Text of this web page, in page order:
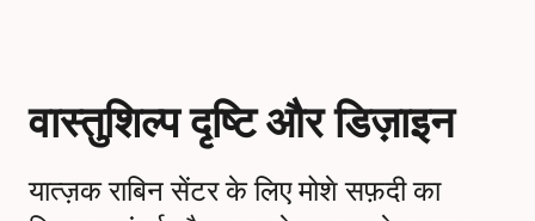
वास्तुशिल्प दृष्टि और डिज़ाइन
यात्ज़क राबिन सेंटर के लिए मोशे सफ़दी का